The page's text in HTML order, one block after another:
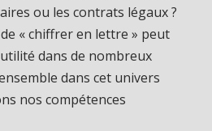
ou les contrats légaux ?
« chiffrer en lettre » peut
dans de nombreux
dans cet univers
nos compétences